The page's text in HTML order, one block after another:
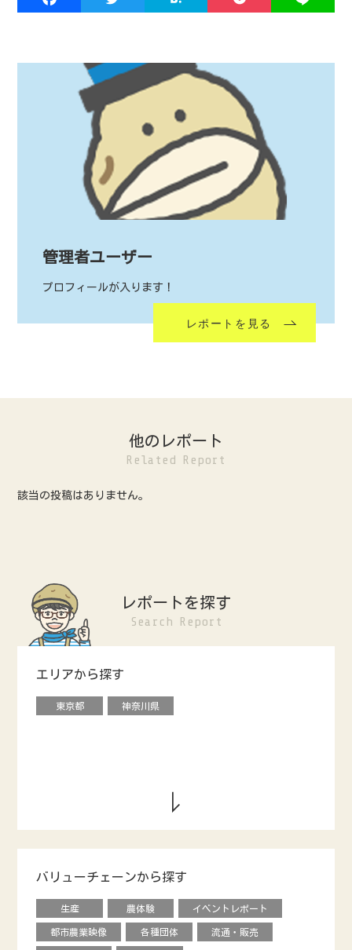
管理者ユーザー
プロフィールが入ります！
レポートを見る
他のレポート
Related Report
該当の投稿はありません。
レポートを探す
Search Report
エリアから探す
東京都 神奈川県
バリューチェーンから探す
生産 農体験 イベントレポート
都市農業映像 各種団体 流通・販売